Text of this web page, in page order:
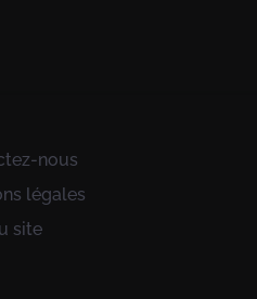
nous
légales
site